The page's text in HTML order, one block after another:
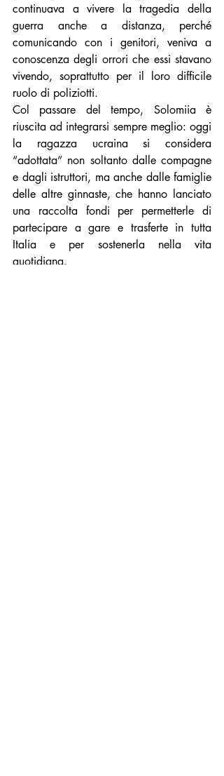
continuava a vivere la tragedia della
guerra anche a distanza, perché
comunicando con i genitori, veniva a
conoscenza degli orrori che essi stavano
vivendo, soprattutto per il loro difficile
ruolo di poliziotti.
Col passare del tempo, Solomiia è
riuscita ad integrarsi sempre meglio: oggi
la ragazza ucraina si considera
“adottata” non soltanto dalle compagne
e dagli istruttori, ma anche dalle famiglie
delle altre ginnaste, che hanno lanciato
una raccolta fondi per permetterle di
partecipare a gare e trasferte in tutta
Italia e per sostenerla nella vita
quotidiana.